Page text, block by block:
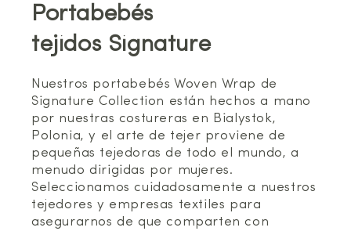
Portabebés
tejidos Signature
Nuestros portabebés Woven Wrap de
Signature Collection están hechos a mano
por nuestras costureras en Bialystok,
Polonia, y el arte de tejer proviene de
pequeñas tejedoras de todo el mundo, a
menudo dirigidas por mujeres.
Seleccionamos cuidadosamente a nuestros
tejedores y empresas textiles para
asegurarnos de que comparten con